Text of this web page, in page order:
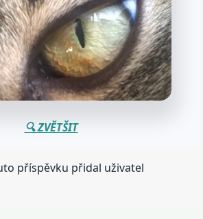
🔍 ZVĚTŠIT
příspěvku přidal uživatel